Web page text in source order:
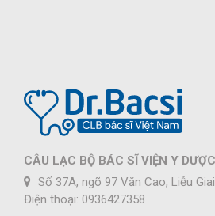
CÂU LẠC BỘ BÁC SĨ VIỆN Y
Số 37A, ngõ 97 Văn Cao, Liễu
Điện thoại: 0936427358